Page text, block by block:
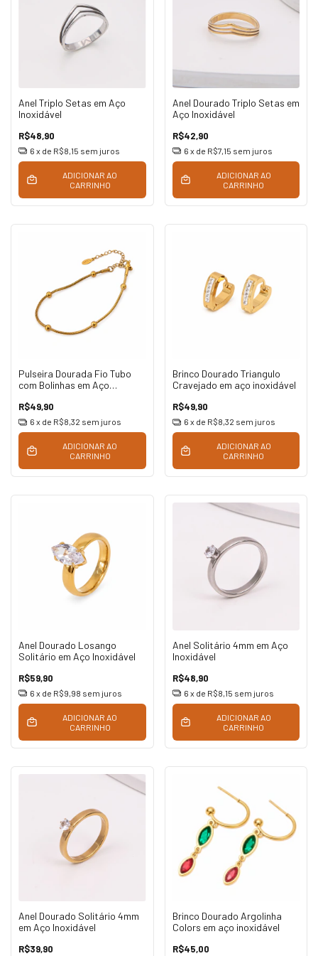
Anel Triplo Setas em Aço
Inoxidável
R$48,90
6 x de R$8,15 sem juros
ADICIONAR AO
CARRINHO
Anel Dourado Triplo Setas em
Aço Inoxidável
R$42,90
6 x de R$7,15 sem juros
ADICIONAR AO
CARRINHO
Pulseira Dourada Fio Tubo
com Bolinhas em Aço
R$49,90
6 x de R$8,32 sem juros
ADICIONAR AO
CARRINHO
Brinco Dourado Triangulo
Cravejado em aço inoxidável
R$49,90
6 x de R$8,32 sem juros
ADICIONAR AO
CARRINHO
Anel Dourado Losango
Solitário em Aço Inoxidável
R$59,90
6 x de R$9,98 sem juros
ADICIONAR AO
CARRINHO
Anel Solitário 4mm em Aço
Inoxidável
R$48,90
6 x de R$8,15 sem juros
ADICIONAR AO
CARRINHO
Anel Dourado Solitário 4mm
em Aço Inoxidável
R$39,90
Brinco Dourado Argolinha
Colors em aço inoxidável
R$45,00